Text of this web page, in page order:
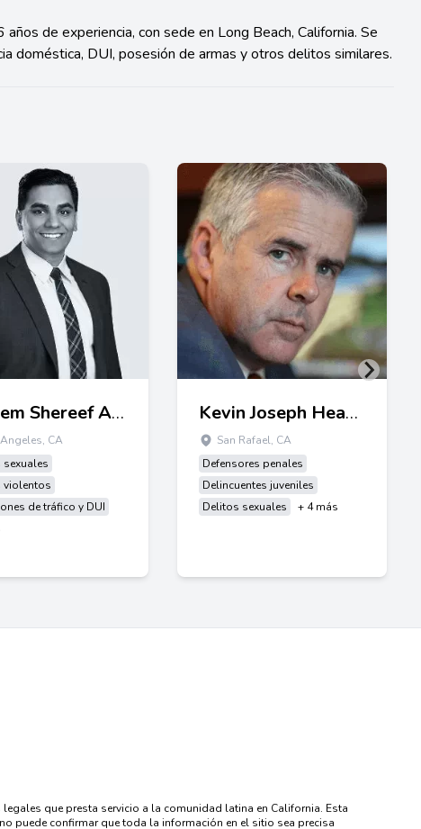
de experiencia, con sede en Long Beach, California. Se
doméstica, DUI, posesión de armas y otros delitos similares.
Kareem Shereef Aref
CA
violentos
de tráfico y DUI
Kevin Joseph Heaney
San Rafael, CA
Defensores penales
Delincuentes juveniles
Delitos sexuales
+ 4 más
que presta servicio a la comunidad latina en California. Esta
puede confirmar que toda la información en el sitio sea precisa